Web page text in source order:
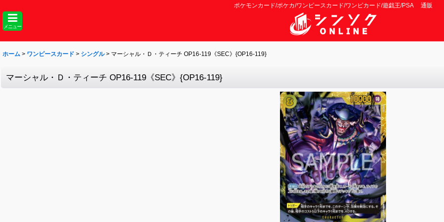
ポケモンカード/ポケカ/ワンピースカード/ワンピカード/遊戯王/PSA 通販
メニュー
ホーム > ワンピースカード > シングル > マーシャル・Ｄ・ティーチ OP16-119《SEC》{OP16-119}
マーシャル・Ｄ・ティーチ OP16-119《SEC》{OP16-119}